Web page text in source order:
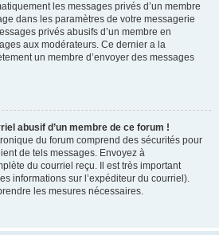
les messages privés d’un membre
dans les paramètres de votre messagerie
privés abusifs d’un membre en
aux modérateurs. Ce dernier a la
un membre d’envoyer des messages
abusif d’un membre de ce forum !
du forum comprend des sécurités pour
de tels messages. Envoyez à
du courriel reçu. Il est très important
informations sur l’expéditeur du courriel).
les mesures nécessaires.